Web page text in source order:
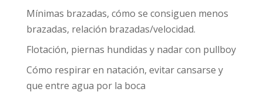
Mínimas brazadas, cómo se consiguen menos
brazadas, relación brazadas/velocidad.
Flotación, piernas hundidas y nadar con pullboy
Cómo respirar en natación, evitar cansarse y
que entre agua por la boca